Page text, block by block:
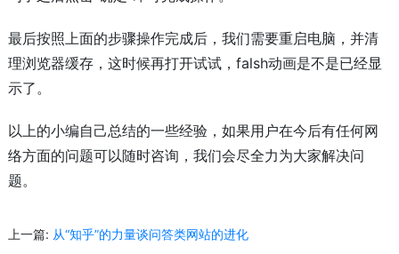
最后按照上面的步骤操作完成后，我们需要重启电脑，并清
理浏览器缓存，这时候再打开试试，falsh动画是不是已经显
示了。
以上的小编自己总结的一些经验，如果用户在今后有任何网
络方面的问题可以随时咨询，我们会尽全力为大家解决问
题。
上一篇: 从“知乎”的力量谈问答类网站的进化